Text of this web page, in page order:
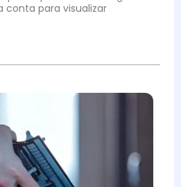
conta para visualizar